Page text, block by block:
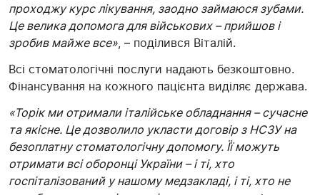
проходжу курс лікування, заодно займаюся зубами.
Це велика допомога для військових – прийшов і
зробив майже все», – поділився Віталій.
Всі стоматологічні послуги надають безкоштовно.
Фінансування на кожного пацієнта виділяє держава.
«Торік ми отримали італійське обладнання – сучасне
та якісне. Це дозволило укласти договір з НСЗУ на
безоплатну стоматологічну допомогу. Її можуть
отримати всі оборонці України – і ті, хто
госпіталізований у нашому медзакладі, і ті, хто не